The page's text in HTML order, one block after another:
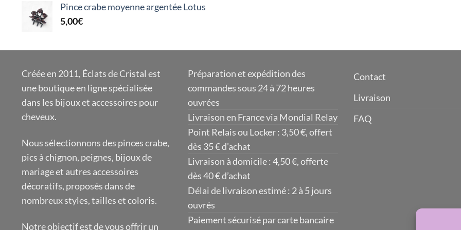
Pince crabe moyenne argentée Lotus
5,00€
Créée en 2011, Éclats de Cristal est
une boutique en ligne spécialisée
dans les bijoux et accessoires pour
cheveux.
Nous sélectionnons des pinces crabe,
pics à chignon, peignes, bijoux de
mariage et autres accessoires
décoratifs, proposés dans de
nombreux styles, tailles et coloris.
Notre objectif est de vous offrir un
Préparation et expédition des
commandes sous 24 à 72 heures
ouvrées
Livraison en France via Mondial Relay
Point Relais ou Locker : 3,50 €, offert
dès 35 € d’achat
Livraison à domicile : 4,50 €, offerte
dès 40 € d’achat
Délai de livraison estimé : 2 à 5 jours
ouvrés
Paiement sécurisé par carte bancaire
Contact
Livraison
FAQ